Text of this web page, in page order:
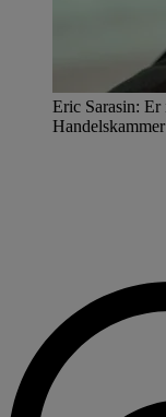
Eric Sarasin: Er